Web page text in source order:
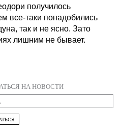
получилось
все-таки понадобились
так и не ясно. Зато
лишним не бывает.
НА НОВОСТИ